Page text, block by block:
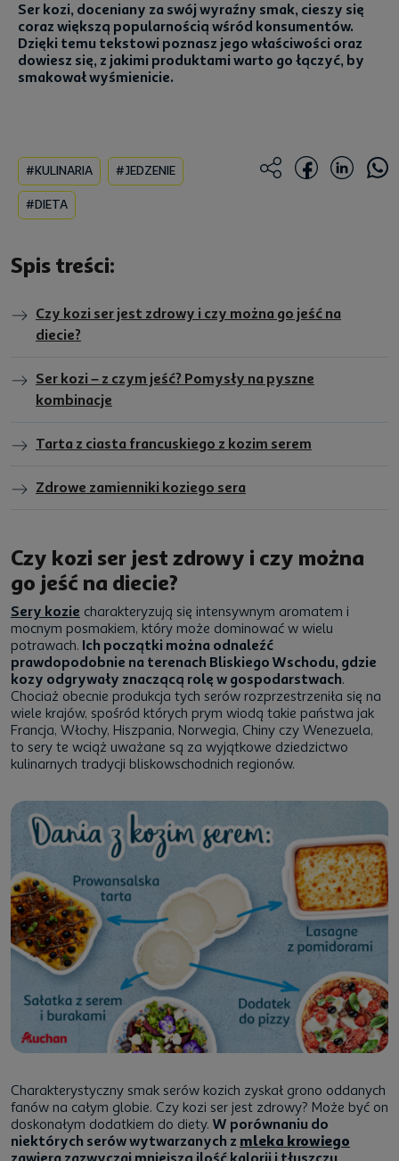
Ser kozi, doceniany za swój wyraźny smak, cieszy się
coraz większą popularnością wśród konsumentów.
Dzięki temu tekstowi poznasz jego właściwości oraz
dowiesz się, z jakimi produktami warto go łączyć, by
smakował wyśmienicie.
#KULINARIA #JEDZENIE
#DIETA
Spis treści:
Czy kozi ser jest zdrowy i czy można go jeść na
diecie?
Ser kozi – z czym jeść? Pomysły na pyszne
kombinacje
Tarta z ciasta francuskiego z kozim serem
Zdrowe zamienniki koziego sera
Czy kozi ser jest zdrowy i czy można
go jeść na diecie?
Sery kozie charakteryzują się intensywnym aromatem i
mocnym posmakiem, który może dominować w wielu
potrawach. Ich początki można odnaleźć
prawdopodobnie na terenach Bliskiego Wschodu, gdzie
kozy odgrywały znaczącą rolę w gospodarstwach.
Chociaż obecnie produkcja tych serów rozprzestrzeniła się na
wiele krajów, spośród których prym wiodą takie państwa jak
Francja, Włochy, Hiszpania, Norwegia, Chiny czy Wenezuela,
to sery te wciąż uważane są za wyjątkowe dziedzictwo
kulinarnych tradycji bliskowschodnich regionów.
Charakterystyczny smak serów kozich zyskał grono oddanych
fanów na całym globie. Czy kozi ser jest zdrowy? Może być on
doskonałym dodatkiem do diety. W porównaniu do
niektórych serów wytwarzanych z mleka krowiego
zawiera zazwyczaj mniejszą ilość kalorii i tłuszczu